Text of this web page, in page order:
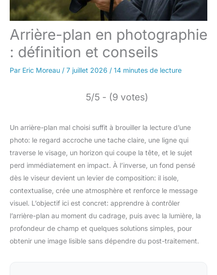
Arrière-plan en photographie
: définition et conseils
Par Eric Moreau / 7 juillet 2026 / 14 minutes de lecture
5/5 - (9 votes)
Un arrière-plan mal choisi suffit à brouiller la lecture d’une
photo: le regard accroche une tache claire, une ligne qui
traverse le visage, un horizon qui coupe la tête, et le sujet
perd immédiatement en impact. À l’inverse, un fond pensé
dès le viseur devient un levier de composition: il isole,
contextualise, crée une atmosphère et renforce le message
visuel. L’objectif ici est concret: apprendre à contrôler
l’arrière-plan au moment du cadrage, puis avec la lumière, la
profondeur de champ et quelques solutions simples, pour
obtenir une image lisible sans dépendre du post-traitement.